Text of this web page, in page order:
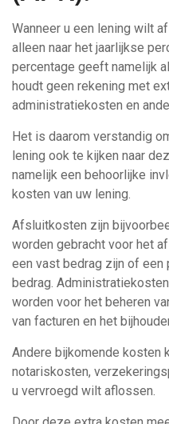
Wanneer u een lening wilt
alleen naar het jaarlijkse
percentage geeft namelijk
houdt geen rekening met
administratiekosten en
Het is daarom verstandig
lening ook te kijken naar
namelijk een behoorlijke
kosten van uw lening.
Afsluitkosten zijn
worden gebracht voor het
een vast bedrag zijn of een
bedrag.
worden voor het beheren
van facturen en het
Andere bijkomende kosten
notariskosten,
u vervroegd wilt aflossen.